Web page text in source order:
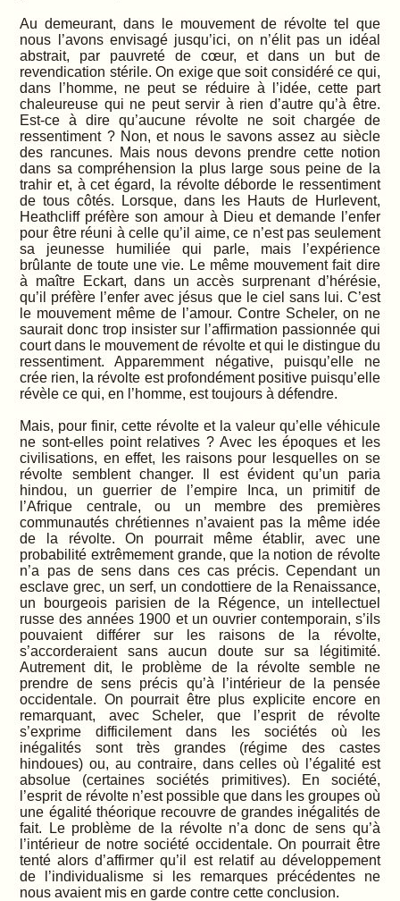
Au demeurant, dans le mouvement de révolte tel que
nous l’avons envisagé jusqu’ici, on n’élit pas un idéal
abstrait, par pauvreté de cœur, et dans un but de
revendication stérile. On exige que soit considéré ce qui,
dans l’homme, ne peut se réduire à l’idée, cette part
chaleureuse qui ne peut servir à rien d’autre qu’à être.
Est-ce à dire qu’aucune révolte ne soit chargée de
ressentiment ? Non, et nous le savons assez au siècle
des rancunes. Mais nous devons prendre cette notion
dans sa compréhension la plus large sous peine de la
trahir et, à cet égard, la révolte déborde le ressentiment
de tous côtés. Lorsque, dans les Hauts de Hurlevent,
Heathcliff préfère son amour à Dieu et demande l’enfer
pour être réuni à celle qu’il aime, ce n’est pas seulement
sa jeunesse humiliée qui parle, mais l’expérience
brûlante de toute une vie. Le même mouvement fait dire
à maître Eckart, dans un accès surprenant d’hérésie,
qu’il préfère l’enfer avec jésus que le ciel sans lui. C’est
le mouvement même de l’amour. Contre Scheler, on ne
saurait donc trop insister sur l’affirmation passionnée qui
court dans le mouvement de révolte et qui le distingue du
ressentiment. Apparemment négative, puisqu’elle ne
crée rien, la révolte est profondément positive puisqu’elle
révèle ce qui, en l’homme, est toujours à défendre.
Mais, pour finir, cette révolte et la valeur qu’elle véhicule
ne sont-elles point relatives ? Avec les époques et les
civilisations, en effet, les raisons pour lesquelles on se
révolte semblent changer. Il est évident qu’un paria
hindou, un guerrier de l’empire Inca, un primitif de
l’Afrique centrale, ou un membre des premières
communautés chrétiennes n’avaient pas la même idée
de la révolte. On pourrait même établir, avec une
probabilité extrêmement grande, que la notion de révolte
n’a pas de sens dans ces cas précis. Cependant un
esclave grec, un serf, un condottiere de la Renaissance,
un bourgeois parisien de la Régence, un intellectuel
russe des années 1900 et un ouvrier contemporain, s’ils
pouvaient différer sur les raisons de la révolte,
s’accorderaient sans aucun doute sur sa légitimité.
Autrement dit, le problème de la révolte semble ne
prendre de sens précis qu’à l’intérieur de la pensée
occidentale. On pourrait être plus explicite encore en
remarquant, avec Scheler, que l’esprit de révolte
s’exprime difficilement dans les sociétés où les
inégalités sont très grandes (régime des castes
hindoues) ou, au contraire, dans celles où l’égalité est
absolue (certaines sociétés primitives). En société,
l’esprit de révolte n’est possible que dans les groupes où
une égalité théorique recouvre de grandes inégalités de
fait. Le problème de la révolte n’a donc de sens qu’à
l’intérieur de notre société occidentale. On pourrait être
tenté alors d’affirmer qu’il est relatif au développement
de l’individualisme si les remarques précédentes ne
nous avaient mis en garde contre cette conclusion.